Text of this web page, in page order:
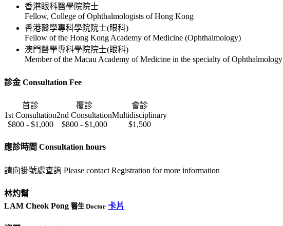
香港眼科醫學院院士
Fellow, College of Ophthalmologists of Hong Kong
香港醫學專科學院院士(眼科)
Fellow of the Hong Kong Academy of Medicine (Ophthalmology)
澳門醫學專科學院院士(眼科)
Member of the Macau Academy of Medicine in the specialty of Ophthalmology
診金 Consultation Fee
首診
1st Consultation
覆診
2nd Consultation
會診
Multidisciplinary
$800 - $1,000
$800 - $1,000 $1,500
應診時間 Consultation hours
請向掛號處查詢 Please contact Registration for more information
林灼幫
LAM Cheok Pong 醫生 Doctor 卡片